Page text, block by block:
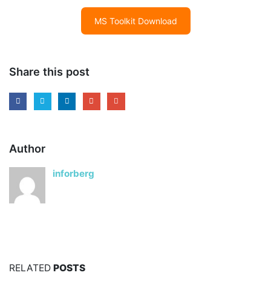
MS Toolkit Download
Share this post
Author
inforberg
RELATED POSTS